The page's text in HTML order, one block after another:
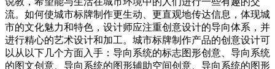
流。如何使城市标牌制作更生动、更直观地传达信息，体现城
市的文化魅力和特色，设计师应注重创意设计的导向体系，并
进行精心的艺术设计和加工。城市标牌制作产品的创意设计可
以从以下几个方面入手：导向系统的标志图形创意、导向系统
的图文创意、导向系统的图形辅助空间创意、导向系统的图形